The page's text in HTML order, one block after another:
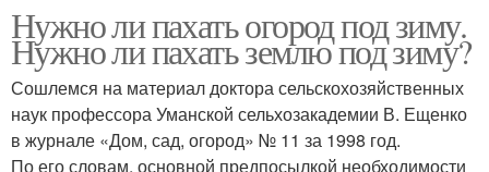
Нужно ли пахать огород под зиму.
Нужно ли пахать землю под зиму?
Сошлемся на материал доктора сельскохозяйственных
наук профессора Уманской сельхозакадемии В. Ещенко
в журнале «Дом, сад, огород» № 11 за 1998 год.
По его словам, основной предпосылкой необходимости